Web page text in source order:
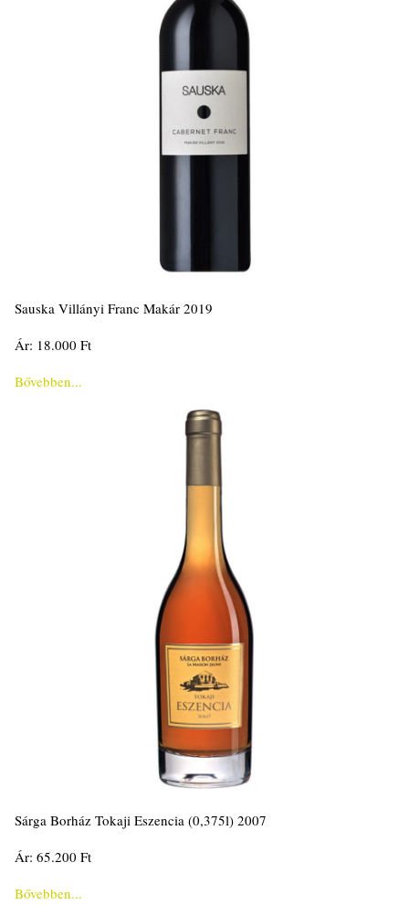
Sauska Villányi Franc Makár 2019
Ár: 18.000 Ft
Bővebben...
Sárga Borház Tokaji Eszencia (0,375l) 2007
Ár: 65.200 Ft
Bővebben...